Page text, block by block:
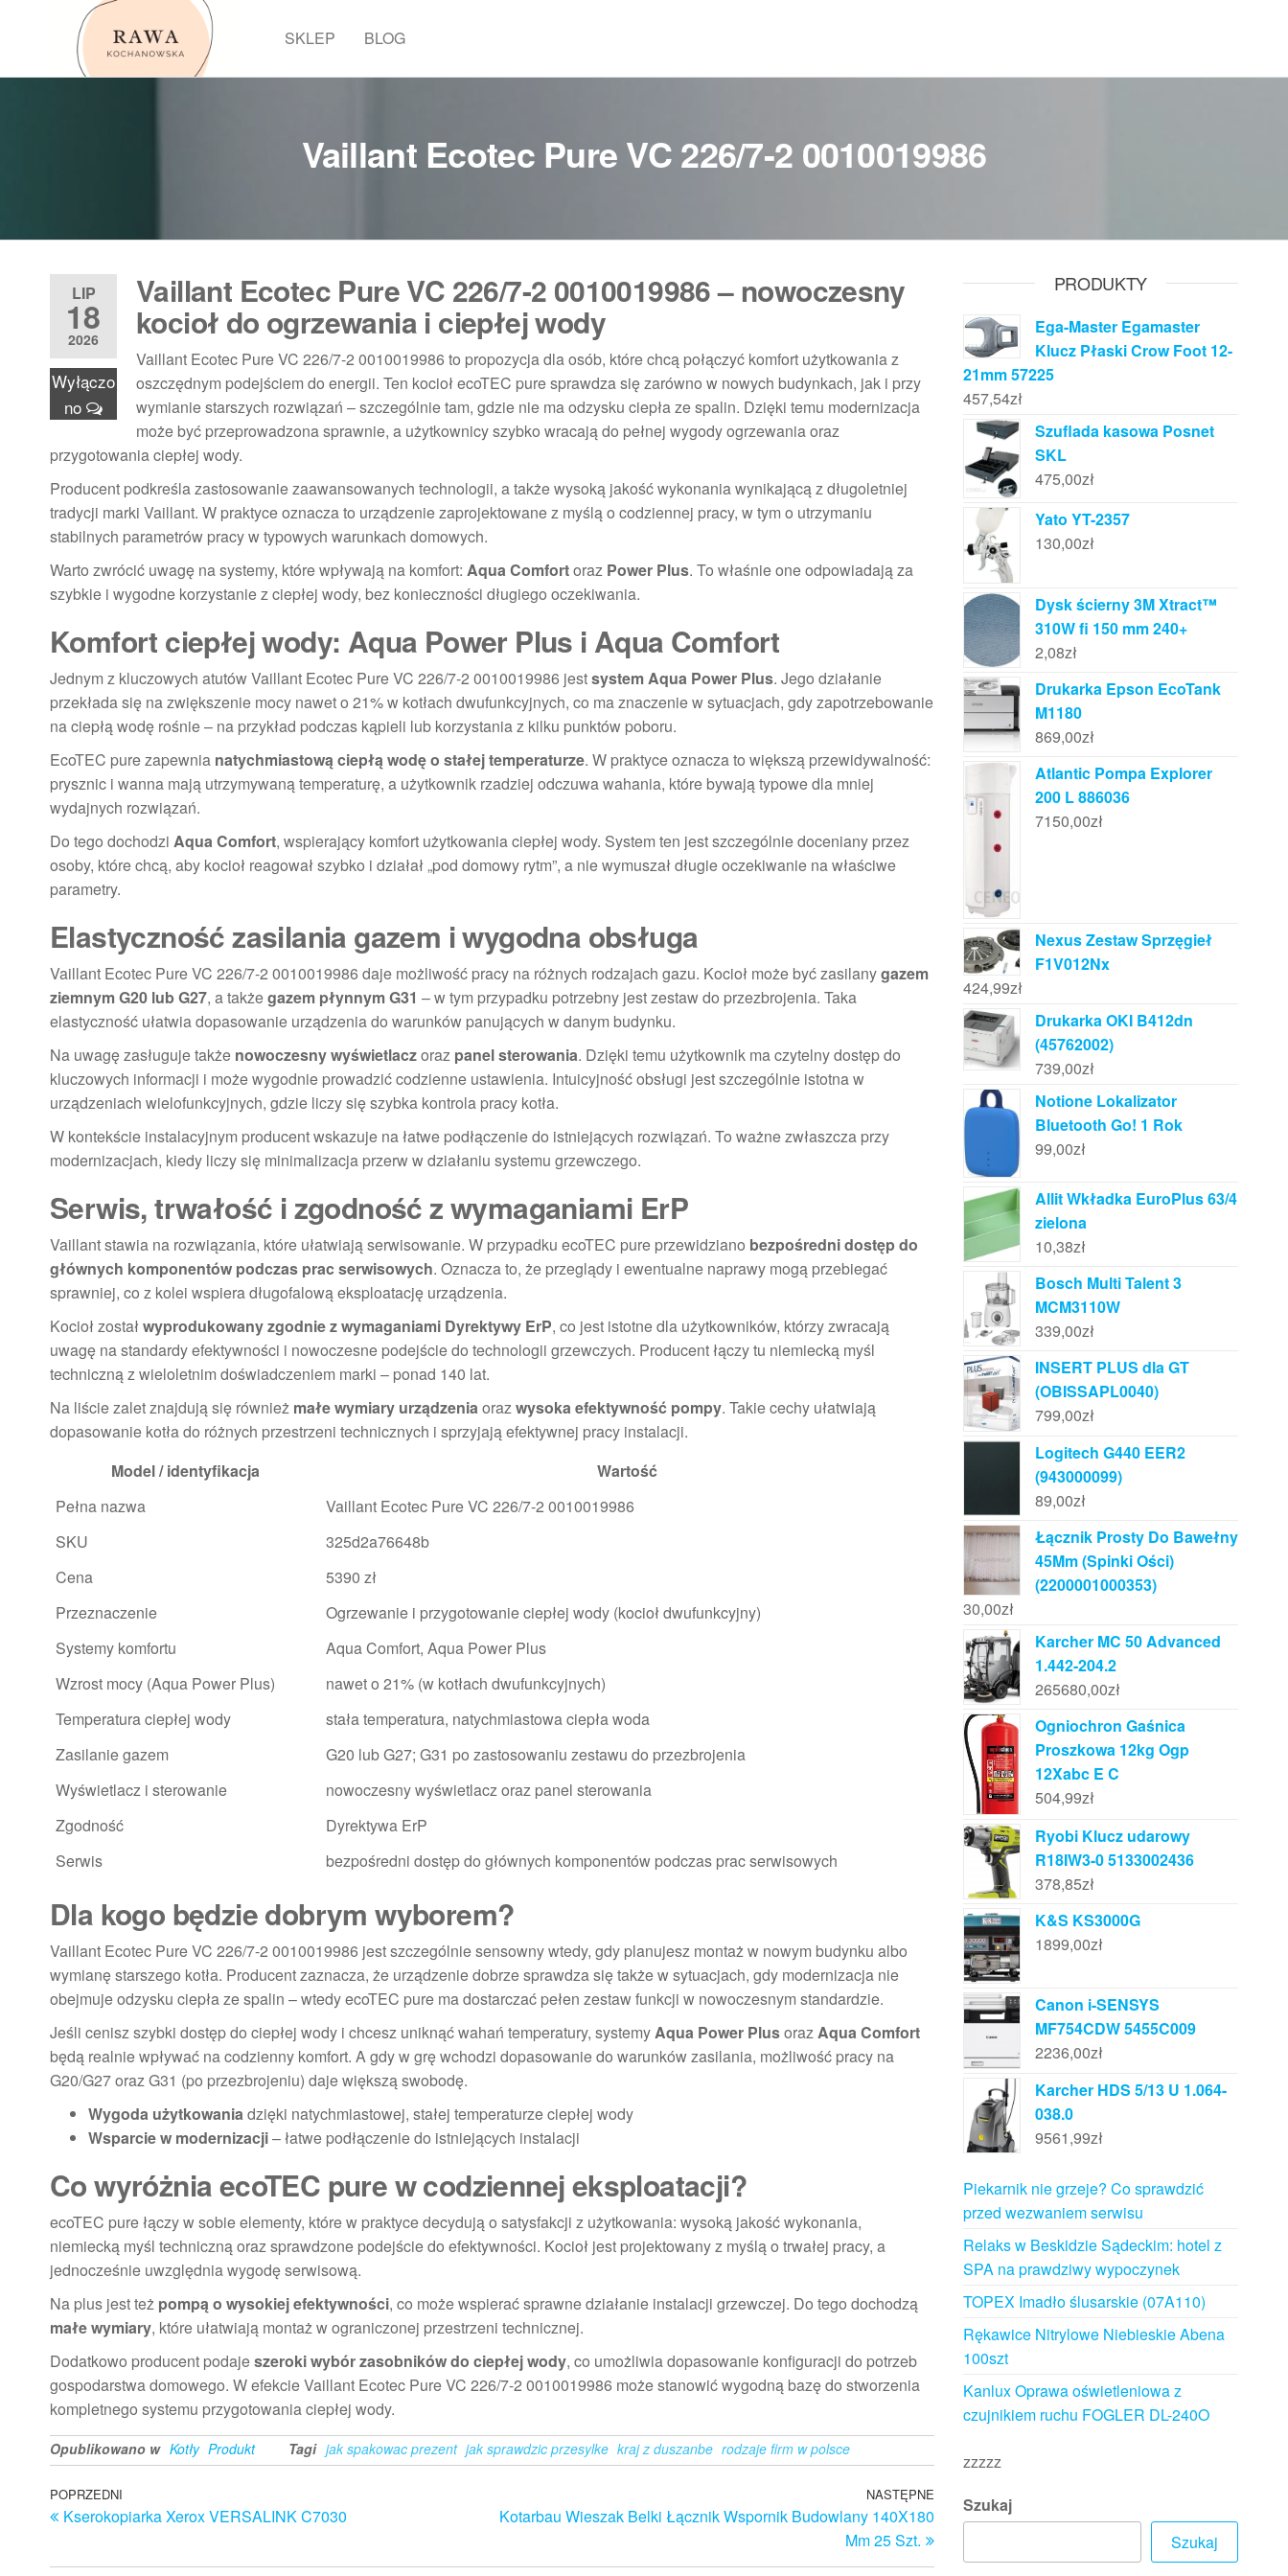
SKLEP BLOG
Vaillant Ecotec Pure VC 226/7-2 0010019986
LIP
18
2026
Wyłączo
no
Vaillant Ecotec Pure VC 226/7-2 0010019986 – nowoczesny
kocioł do ogrzewania i ciepłej wody
Vaillant Ecotec Pure VC 226/7-2 0010019986 to propozycja dla osób, które chcą połączyć komfort użytkowania z
oszczędnym podejściem do energii. Ten kocioł ecoTEC pure sprawdza się zarówno w nowych budynkach, jak i przy
wymianie starszych rozwiązań – szczególnie tam, gdzie nie ma odzysku ciepła ze spalin. Dzięki temu modernizacja
może być przeprowadzona sprawnie, a użytkownicy szybko wracają do pełnej wygody ogrzewania oraz
przygotowania ciepłej wody.
Producent podkreśla zastosowanie zaawansowanych technologii, a także wysoką jakość wykonania wynikającą z długoletniej
tradycji marki Vaillant. W praktyce oznacza to urządzenie zaprojektowane z myślą o codziennej pracy, w tym o utrzymaniu
stabilnych parametrów pracy w typowych warunkach domowych.
Warto zwrócić uwagę na systemy, które wpływają na komfort: Aqua Comfortoraz Power Plus. To właśnie one odpowiadają za
szybkie i wygodne korzystanie z ciepłej wody, bez konieczności długiego oczekiwania.
Komfort ciepłej wody: Aqua Power Plus i Aqua Comfort
Jednym z kluczowych atutów Vaillant Ecotec Pure VC 226/7-2 0010019986 jestsystem Aqua Power Plus. Jego działanie
przekłada się na zwiększenie mocy nawet o 21% w kotłach dwufunkcyjnych, co ma znaczenie w sytuacjach, gdy zapotrzebowanie
na ciepłą wodę rośnie – na przykład podczas kąpieli lub korzystania z kilku punktów poboru.
EcoTEC pure zapewnia natychmiastową ciepłą wodę o stałej temperaturze. W praktyce oznacza to większą przewidywalność:
prysznic i wanna mają utrzymywaną temperaturę, a użytkownik rzadziej odczuwa wahania, które bywają typowe dla mniej
wydajnych rozwiązań.
Do tego dochodzi Aqua Comfort, wspierający komfort użytkowania ciepłej wody. System ten jest szczególnie doceniany przez
osoby, które chcą, aby kocioł reagował szybko i działał „pod domowy rytm”, a nie wymuszał długie oczekiwanie na właściwe
parametry.
Elastyczność zasilania gazem i wygodna obsługa
Vaillant Ecotec Pure VC 226/7-2 0010019986 daje możliwość pracy na różnych rodzajach gazu. Kocioł może być zasilanygazem
ziemnym G20 lub G27, a takżegazem płynnym G31 – w tym przypadku potrzebny jest zestaw do przezbrojenia. Taka
elastyczność ułatwia dopasowanie urządzenia do warunków panujących w danym budynku.
Na uwagę zasługuje także nowoczesny wyświetlaczoraz panel sterowania. Dzięki temu użytkownik ma czytelny dostęp do
kluczowych informacji i może wygodnie prowadzić codzienne ustawienia. Intuicyjność obsługi jest szczególnie istotna w
urządzeniach wielofunkcyjnych, gdzie liczy się szybka kontrola pracy kotła.
W kontekście instalacyjnym producent wskazuje na łatwe podłączenie do istniejących rozwiązań. To ważne zwłaszcza przy
modernizacjach, kiedy liczy się minimalizacja przerw w działaniu systemu grzewczego.
Serwis, trwałość i zgodność z wymaganiami ErP
Vaillant stawia na rozwiązania, które ułatwiają serwisowanie. W przypadku ecoTEC pure przewidziano bezpośredni dostęp do
głównych komponentów podczas prac serwisowych. Oznacza to, że przeglądy i ewentualne naprawy mogą przebiegać
sprawniej, co z kolei wspiera długofalową eksploatację urządzenia.
Kocioł został wyprodukowany zgodnie z wymaganiami Dyrektywy ErP, co jest istotne dla użytkowników, którzy zwracają
uwagę na standardy efektywności i nowoczesne podejście do technologii grzewczych. Producent łączy tu niemiecką myśl
techniczną z wieloletnim doświadczeniem marki – ponad 140 lat.
Na liście zalet znajdują się również małe wymiary urządzeniaorazwysoka efektywność pompy. Takie cechy ułatwiają
dopasowanie kotła do różnych przestrzeni technicznych i sprzyjają efektywnej pracy instalacji.
Model / identyfikacja
Wartość
Pełna nazwa
Vaillant Ecotec Pure VC 226/7-2 0010019986
SKU
325d2a76648b
Cena
5390 zł
Przeznaczenie
Ogrzewanie i przygotowanie ciepłej wody (kocioł dwufunkcyjny)
Systemy komfortu
Aqua Comfort, Aqua Power Plus
Wzrost mocy (Aqua Power Plus)
nawet o 21% (w kotłach dwufunkcyjnych)
Temperatura ciepłej wody
stała temperatura, natychmiastowa ciepła woda
Zasilanie gazem
G20 lub G27; G31 po zastosowaniu zestawu do przezbrojenia
Wyświetlacz i sterowanie
nowoczesny wyświetlacz oraz panel sterowania
Zgodność
Dyrektywa ErP
Serwis
bezpośredni dostęp do głównych komponentów podczas prac serwisowych
Dla kogo będzie dobrym wyborem?
Vaillant Ecotec Pure VC 226/7-2 0010019986 jest szczególnie sensowny wtedy, gdy planujesz montaż w nowym budynku albo
wymianę starszego kotła. Producent zaznacza, że urządzenie dobrze sprawdza się także w sytuacjach, gdy modernizacja nie
obejmuje odzysku ciepła ze spalin – wtedy ecoTEC pure ma dostarczać pełen zestaw funkcji w nowoczesnym standardzie.
Jeśli cenisz szybki dostęp do ciepłej wody i chcesz uniknąć wahań temperatury, systemyAqua Power PlusorazAqua Comfort
będą realnie wpływać na codzienny komfort. A gdy w grę wchodzi dopasowanie do warunków zasilania, możliwość pracy na
G20/G27 oraz G31 (po przezbrojeniu) daje większą swobodę.
Wygoda użytkowaniadzięki natychmiastowej, stałej temperaturze ciepłej wody
Wsparcie w modernizacji– łatwe podłączenie do istniejących instalacji
Co wyróżnia ecoTEC pure w codziennej eksploatacji?
ecoTEC pure łączy w sobie elementy, które w praktyce decydują o satysfakcji z użytkowania: wysoką jakość wykonania,
niemiecką myśl techniczną oraz sprawdzone podejście do efektywności. Kocioł jest projektowany z myślą o trwałej pracy, a
jednocześnie uwzględnia wygodę serwisową.
Na plus jest też pompą o wysokiej efektywności, co może wspierać sprawne działanie instalacji grzewczej. Do tego dochodzą
małe wymiary, które ułatwiają montaż w ograniczonej przestrzeni technicznej.
Dodatkowo producent podajeszeroki wybór zasobników do ciepłej wody, co umożliwia dopasowanie konfiguracji do potrzeb
gospodarstwa domowego. W efekcie Vaillant Ecotec Pure VC 226/7-2 0010019986 może stanowić wygodną bazę do stworzenia
kompletnego systemu przygotowania ciepłej wody.
Opublikowano w Kotły Produkt Tagi jak spakowac prezent jak sprawdzic przesylke kraj z duszanbe rodzaje firm w polsce
Nawigacja
wpisu
Poprzedni
wpis
POPRZEDNI
Kserokopiarka Xerox VERSALINK C7030
Następny
wpis
NASTĘPNE
Kotarbau Wieszak Belki Łącznik Wspornik Budowlany 140X180
Mm 25 Szt.
PRODUKTY
Ega-Master Egamaster
Klucz Płaski Crow Foot 12-
21mm 57225
457,54zł
Szuflada kasowa Posnet
SKL
475,00zł
Yato YT-2357
130,00zł
Dysk ścierny 3M Xtract™
310W fi 150 mm 240+
2,08zł
Drukarka Epson EcoTank
M1180
869,00zł
Atlantic Pompa Explorer
200 L 886036
7150,00zł
Nexus Zestaw Sprzęgieł
F1V012Nx
424,99zł
Drukarka OKI B412dn
(45762002)
739,00zł
Notione Lokalizator
Bluetooth Go! 1 Rok
99,00zł
Allit Wkładka EuroPlus 63/4
zielona
10,38zł
Bosch Multi Talent 3
MCM3110W
339,00zł
INSERT PLUS dla GT
(OBISSAPL0040)
799,00zł
Logitech G440 EER2
(943000099)
89,00zł
Łącznik Prosty Do Bawełny
45Mm (Spinki Ości)
(2200001000353)
30,00zł
Karcher MC 50 Advanced
1.442-204.2
265680,00zł
Ogniochron Gaśnica
Proszkowa 12kg Ogp
12Xabc E C
504,99zł
Ryobi Klucz udarowy
R18IW3-0 5133002436
378,85zł
K&S KS3000G
1899,00zł
Canon i-SENSYS
MF754CDW 5455C009
2236,00zł
Karcher HDS 5/13 U 1.064-
038.0
9561,99zł
Piekarnik nie grzeje? Co sprawdzić
przed wezwaniem serwisu
Relaks w Beskidzie Sądeckim: hotel z
SPA na prawdziwy wypoczynek
TOPEX Imadło ślusarskie (07A110)
Rękawice Nitrylowe Niebieskie Abena
100szt
Kanlux Oprawa oświetleniowa z
czujnikiem ruchu FOGLER DL-240O
zzzzz
Szukaj
Szukaj